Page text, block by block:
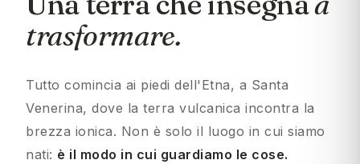
trasformare.
Tutto comincia ai piedi dell'Etna, a Santa
Venerina, dove la terra vulcanica incontra la
brezza ionica. Non è solo il luogo in cui siamo
nati: è il modo in cui guardiamo le cose.